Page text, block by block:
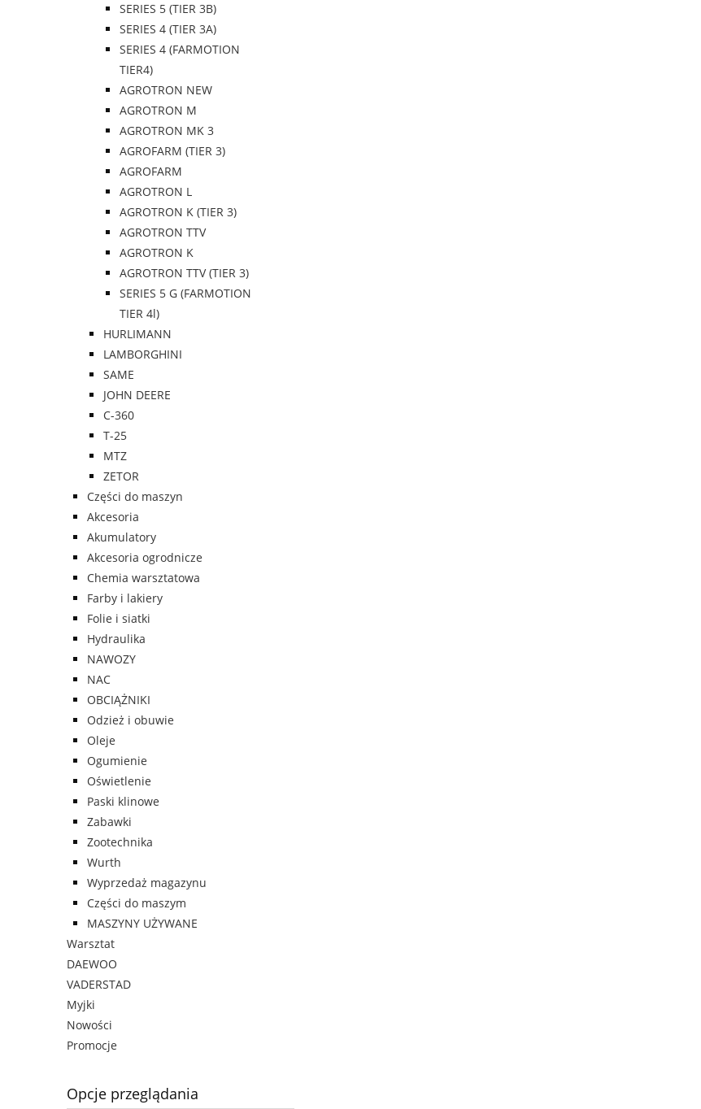
SERIES 5 (TIER 3B)
SERIES 4 (TIER 3A)
SERIES 4 (FARMOTION
TIER4)
AGROTRON NEW
AGROTRON M
AGROTRON MK 3
AGROFARM (TIER 3)
AGROFARM
AGROTRON L
AGROTRON K (TIER 3)
AGROTRON TTV
AGROTRON K
AGROTRON TTV (TIER 3)
SERIES 5 G (FARMOTION
TIER 4l)
HURLIMANN
LAMBORGHINI
SAME
JOHN DEERE
C-360
T-25
MTZ
ZETOR
Części do maszyn
Akcesoria
Akumulatory
Akcesoria ogrodnicze
Chemia warsztatowa
Farby i lakiery
Folie i siatki
Hydraulika
NAWOZY
NAC
OBCIĄŻNIKI
Odzież i obuwie
Oleje
Ogumienie
Oświetlenie
Paski klinowe
Zabawki
Zootechnika
Wurth
Wyprzedaż magazynu
Części do maszym
MASZYNY UŻYWANE
Warsztat
DAEWOO
VADERSTAD
Myjki
Nowości
Promocje
Opcje przeglądania